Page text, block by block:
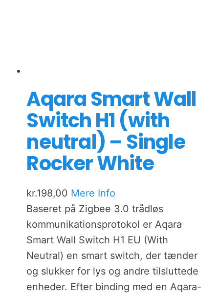
Aqara Smart Wall
Switch H1 (with
neutral) – Single
Rocker White
kr.198,00 Mere Info
Baseret på Zigbee 3.0 trådløs
kommunikationsprotokol er Aqara
Smart Wall Switch H1 EU (With
Neutral) en smart switch, der tænder
og slukker for lys og andre tilsluttede
enheder. Efter binding med en Aqara-